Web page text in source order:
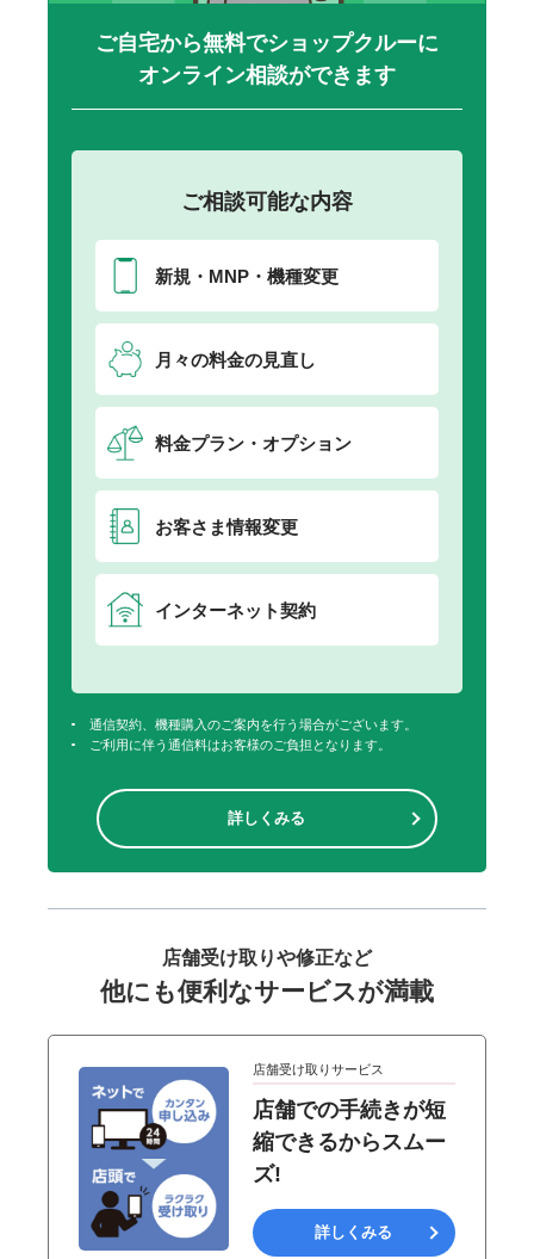
ご自宅から無料でショップクルーに
オンライン相談ができます
ご相談可能な内容
新規・MNP・機種変更
月々の料金の見直し
料金プラン・オプション
お客さま情報変更
インターネット契約
通信契約、機種購入のご案内を行う場合がございます。
ご利用に伴う通信料はお客様のご負担となります。
詳しくみる
店舗受け取りや修正など
他にも便利なサービスが満載
店舗受け取りサービス
店舗での手続きが短
縮できるからスムー
ズ!
詳しくみる